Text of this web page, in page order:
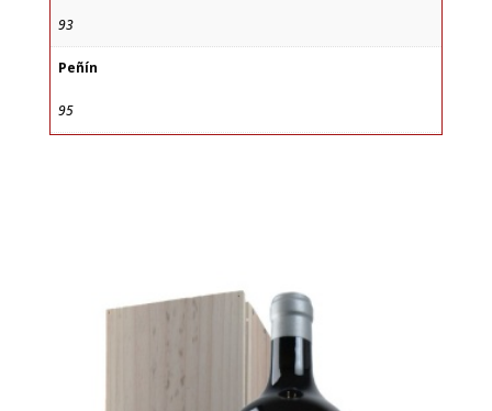
93
Peñín
95